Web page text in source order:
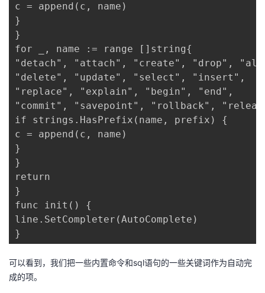
c = append(c, name)
}
}
for _, name := range []string{
"detach", "attach", "create", "drop",
"delete", "update", "select", "insert",
"replace", "explain", "begin", "end",
"commit", "savepoint", "rollback",
if strings.HasPrefix(name, prefix) {
c = append(c, name)
}
}
return
}
func init() {
line.SetCompleter(AutoComplete)
}
可以看到，我们把一些内置命令和sql语句的一些关键词作为自动完
成的项。